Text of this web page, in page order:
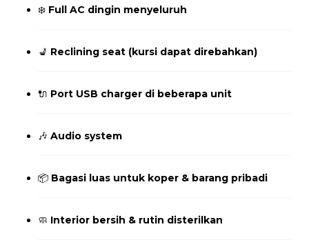
❄️ Full AC dingin menyeluruh
💺 Reclining seat (kursi dapat direbahkan)
🔌 Port USB charger di beberapa unit
🎶 Audio system
📦 Bagasi luas untuk koper & barang pribadi
🧼 Interior bersih & rutin disterilkan